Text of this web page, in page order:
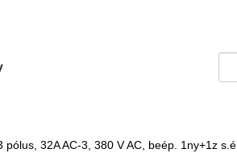
pólus, 32A AC-3, 380 V AC, beép. 1ny+1z s.é.